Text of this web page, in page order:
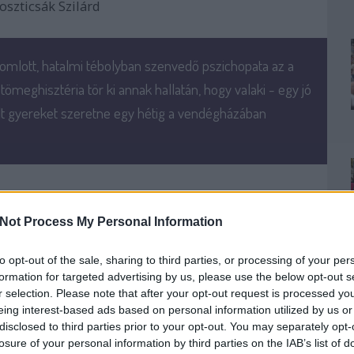
Process My Personal Information
opt-out of the sale, sharing to third parties, or processing of your
for targeted advertising by us, please use the below opt-out
selection. Please note that after your opt-out request is processed
interest-based ads based on personal information utilized by us
to third parties prior to your opt-out. You may separately
of your personal information by third parties on the IAB’s list of
Szilárd
hatalmi tébolyban szenvedő pszichopata az a
tör ki annak hallatán, hogy valaki - egy jó
szeretne egy hétig a vendégházában
a444és azindexŐcsényben készült videóit,
dühöngeni és gyűlölni volt leginkább kedvem.
dühöngeni és gyűlölni van kedvem. De
lévő közösségeknek, így próbálok nem
és cselekedni.
azzal csak csak még rosszabbá tesszük ezt az